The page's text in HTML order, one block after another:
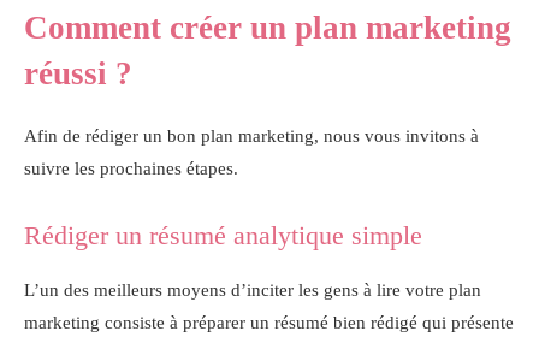
Comment créer un plan marketing
réussi ?
Afin de rédiger un bon plan marketing, nous vous invitons à
suivre les prochaines étapes.
Rédiger un résumé analytique simple
L’un des meilleurs moyens d’inciter les gens à lire votre plan
marketing consiste à préparer un résumé bien rédigé qui présente